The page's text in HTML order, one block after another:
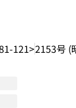
121>2153号 (